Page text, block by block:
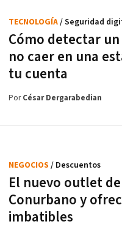
Cómo detectar un
no caer en una
tu cuenta
TECNOLOGÍA/ Seguridad
PorCésar Dergarabedian
El nuevo outlet
Conurbano y
imbatibles
NEGOCIOS / Descuentos